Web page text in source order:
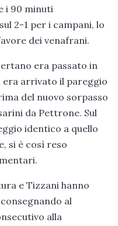
i 90 minuti
2-1 per i campani, lo
dei venafrani.
era passato in
era arrivato il pareggio
del nuovo sorpasso
da Pettrone. Sul
identico a quello
si è così reso
e Tizzani hanno
al
alla